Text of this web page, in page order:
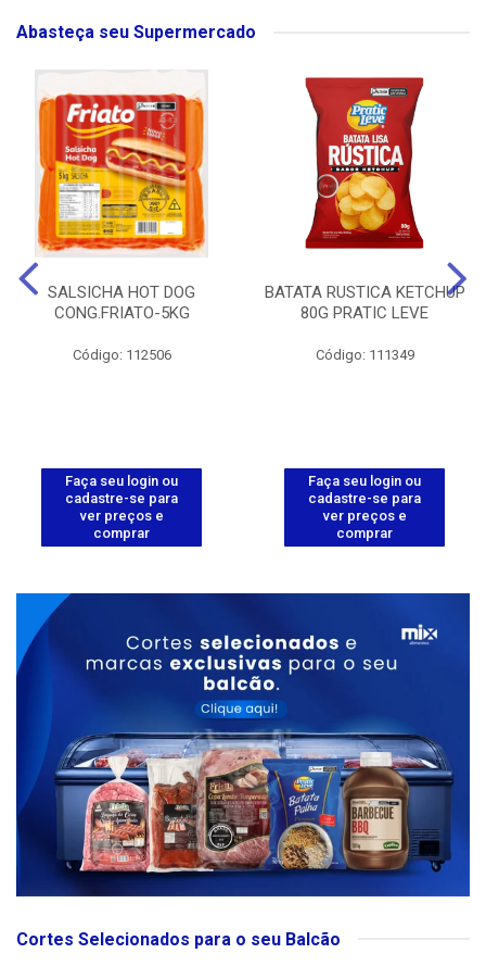
Abasteça seu Supermercado
SALSICHA HOT DOG
CONG.FRIATO-5KG
Código: 112506
Faça seu login ou
cadastre-se para
ver preços e
comprar
BATATA RUSTICA KETCHUP
80G PRATIC LEVE
Código: 111349
Faça seu login ou
cadastre-se para
ver preços e
comprar
Cortes Selecionados para o seu Balcão